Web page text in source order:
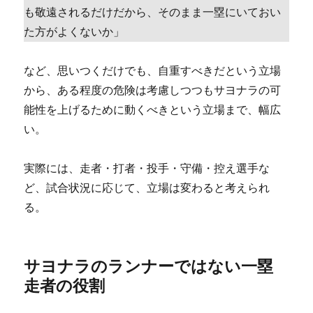
も敬遠されるだけだから、そのまま一塁にいておい
た方がよくないか」
など、思いつくだけでも、自重すべきだという立場
から、ある程度の危険は考慮しつつもサヨナラの可
能性を上げるために動くべきという立場まで、幅広
い。
実際には、走者・打者・投手・守備・控え選手な
ど、試合状況に応じて、立場は変わると考えられ
る。
サヨナラのランナーではない一塁
走者の役割